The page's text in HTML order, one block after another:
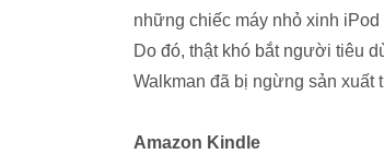
những chiếc máy nhỏ xinh
Do đó, thật khó bắt người tiêu
Walkman đã bị ngừng sản xuất
Amazon Kindle